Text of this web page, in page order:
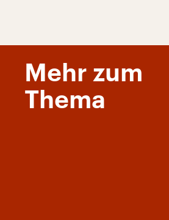
Mehr zum
Thema